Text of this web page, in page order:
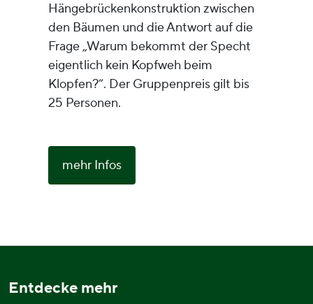
Hängebrückenkonstruktion zwischen
den Bäumen und die Antwort auf die
Frage „Warum bekommt der Specht
eigentlich kein Kopfweh beim
Klopfen?“. Der Gruppenpreis gilt bis
25 Personen.
mehr Infos
Entdecke mehr